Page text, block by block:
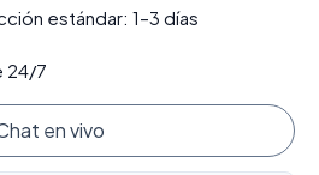
estándar: 1–3 días
24/7
en vivo